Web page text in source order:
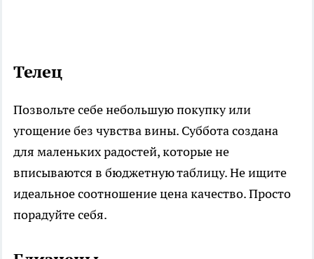
Телец
Позвольте себе небольшую покупку или
угощение без чувства вины. Суббота создана
для маленьких радостей, которые не
вписываются в бюджетную таблицу. Не ищите
идеальное соотношение цена качество. Просто
порадуйте себя.